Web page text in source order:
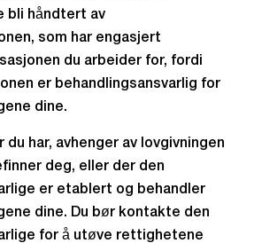
bli håndtert av
som har engasjert
du arbeider for, fordi
er behandlingsansvarlig for
dine.
har, avhenger av lovgivningen
deg, eller der den
er etablert og behandler
dine. Du bør kontakte den
for å utøve rettighetene